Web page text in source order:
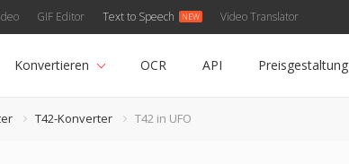
GIF Editor Text to Speech Video Translator
Konvertieren OCR API Preisgestaltung
T42-Konverter T42 in UFO